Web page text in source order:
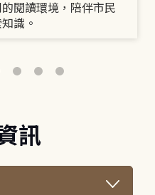
閱讀環境，陪伴市民
識。
訊